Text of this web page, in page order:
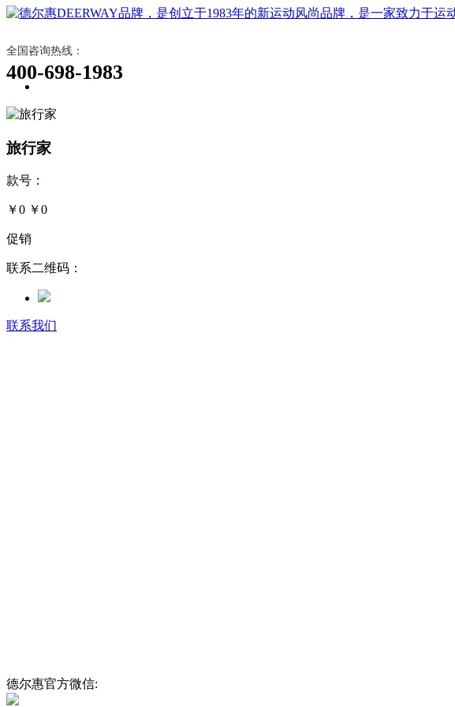
全国咨询热线：
400-698-1983
旅行家
款号：
￥0 ￥0
促销
联系二维码：
联系我们
德尔惠官方微信: